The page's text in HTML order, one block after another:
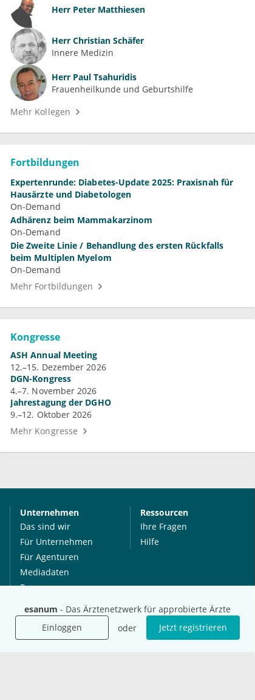
esanum - Das Ärztenetzwerk für approbierte Ärzte
Einloggen
oder Jetzt registrieren
Herr Peter Matthiesen
Herr Christian Schäfer
Innere Medizin
Herr Paul Tsahuridis
Frauenheilkunde und Geburtshilfe
Mehr Kollegen
Fortbildungen
Expertenrunde: Diabetes-Update 2025: Praxisnah für
Hausärzte und Diabetologen
On-Demand
Adhärenz beim Mammakarzinom
On-Demand
Die Zweite Linie / Behandlung des ersten Rückfalls
beim Multiplen Myelom
On-Demand
Mehr Fortbildungen
Kongresse
ASH Annual Meeting
12.–15. Dezember 2026
DGN-Kongress
4.–7. November 2026
Jahrestagung der DGHO
9.–12. Oktober 2026
Mehr Kongresse
Unternehmen
Das sind wir
Für Unternehmen
Für Agenturen
Mediadaten
Presse
Jobs
Ressourcen
Ihre Fragen
Hilfe